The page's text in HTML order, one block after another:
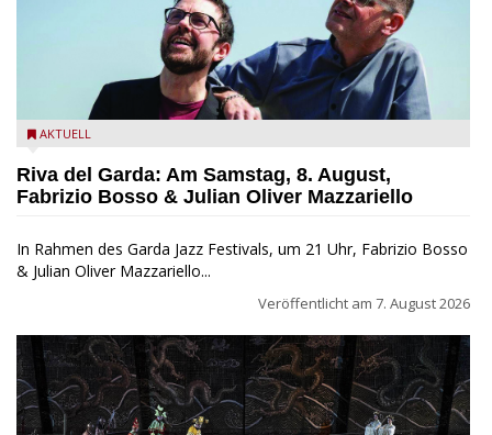
Fabrizio Bosso & Julian Oliver Mazzariello zu Gast beim Garda
AKTUELL
Riva del Garda: Am Samstag, 8. August,
Fabrizio Bosso & Julian Oliver Mazzariello
In Rahmen des Garda Jazz Festivals, um 21 Uhr, Fabrizio Bosso
& Julian Oliver Mazzariello...
Veröffentlicht am 7. August 2026